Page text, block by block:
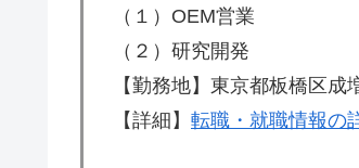
（１）OEM営業
（２）研究開発
【勤務地】東京都板橋区
【詳細】 転職・就職情報の